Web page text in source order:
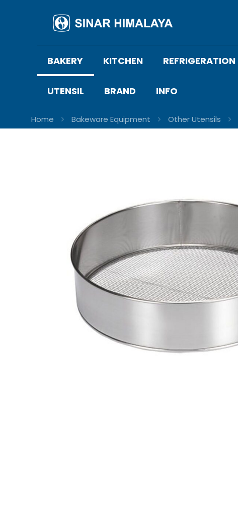
BAKERY KITCHEN REFRIGERATION
UTENSIL BRAND INFO
Home Bakeware Equipment Other Utensils